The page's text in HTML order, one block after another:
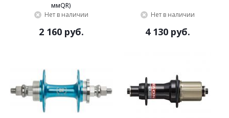
ммQR)
Нет в наличии
2 160 руб.
Нет в наличии
4 130 руб.